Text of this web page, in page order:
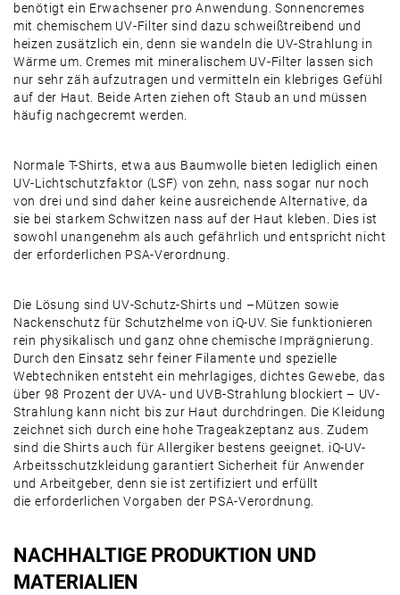
benötigt ein Erwachsener pro Anwendung. Sonnencremes
mit chemischem UV-Filter sind dazu schweißtreibend und
heizen zusätzlich ein, denn sie wandeln die UV-Strahlung in
Wärme um. Cremes mit mineralischem UV-Filter lassen sich
nur sehr zäh aufzutragen und vermitteln ein klebriges Gefühl
auf der Haut. Beide Arten ziehen oft Staub an und müssen
häufig nachgecremt werden.
Normale T-Shirts, etwa aus Baumwolle bieten lediglich einen
UV-Lichtschutzfaktor (LSF) von zehn, nass sogar nur noch
von drei und sind daher keine ausreichende Alternative, da
sie bei starkem Schwitzen nass auf der Haut kleben. Dies ist
sowohl unangenehm als auch gefährlich und entspricht nicht
der erforderlichen PSA-Verordnung.
Die Lösung sind UV-Schutz-Shirts und –Mützen sowie
Nackenschutz für Schutzhelme von iQ-UV. Sie funktionieren
rein physikalisch und ganz ohne chemische Imprägnierung.
Durch den Einsatz sehr feiner Filamente und spezielle
Webtechniken entsteht ein mehrlagiges, dichtes Gewebe, das
über 98 Prozent der UVA- und UVB-Strahlung blockiert – UV-
Strahlung kann nicht bis zur Haut durchdringen. Die Kleidung
zeichnet sich durch eine hohe Trageakzeptanz aus. Zudem
sind die Shirts auch für Allergiker bestens geeignet. iQ-UV-
Arbeitsschutzkleidung garantiert Sicherheit für Anwender
und Arbeitgeber, denn sie ist zertifiziert und erfüllt
die erforderlichen Vorgaben der PSA-Verordnung.
NACHHALTIGE PRODUKTION UND
MATERIALIEN